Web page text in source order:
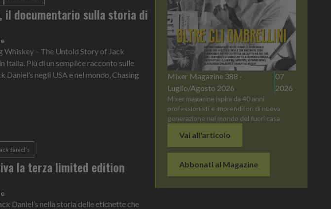
il documentario sulla storia di
Whiskey – The Untold Story of Jack
Italia. Più di un semplice racconto sulle
Daniel’s negli USA e nel mondo, Chasing
daniel’s
la terza limited edition
Daniel’s nella storia delle etichette che
Mixer Magazine 388 -
Luglio/Agosto 2026
07
2026
Mixer magazine ispira da 40 anni
professionisti e imprenditori di nuova
generazione nel mondo del fuori casa
Vai all'articolo
Abbonati al Magazine